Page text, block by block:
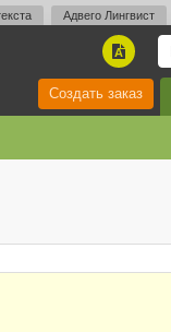
Адвего Лингвист
A
Создать заказ